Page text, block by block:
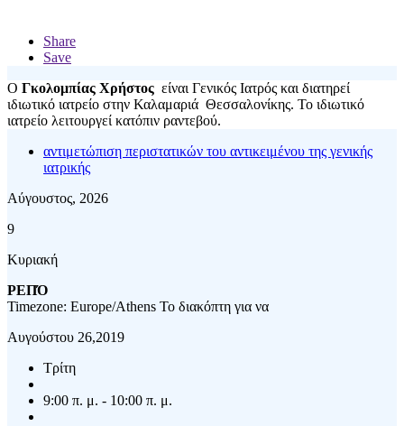
Share
Save
Ο Γκολομπίας Χρήστος είναι Γενικός Ιατρός και διατηρεί
ιδιωτικό ιατρείο στην Καλαμαριά Θεσσαλονίκης. Το ιδιωτικό
ιατρείο λειτουργεί κατόπιν ραντεβού.
αντιμετώπιση περιστατικών του αντικειμένου της γενικής
ιατρικής
Αύγουστος, 2026
9
Κυριακή
ΡΕΠΌ
Timezone: Europe/Athens Το διακόπτη για να
Αυγούστου 26,2019
Τρίτη
9:00 π. μ. - 10:00 π. μ.